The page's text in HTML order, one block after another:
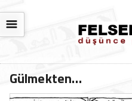
☰
Gülmekten…